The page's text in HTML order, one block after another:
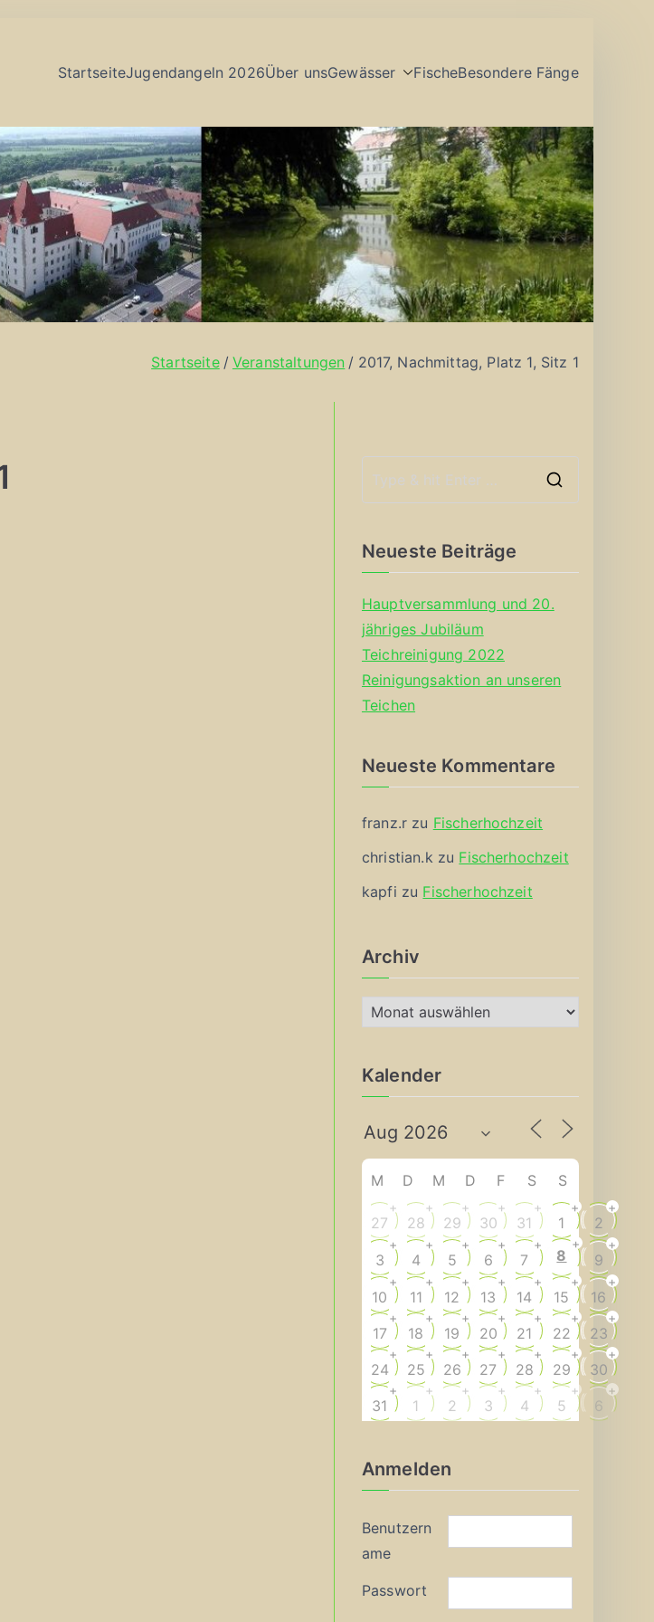
StartseiteJugendangeln 2026Über unsGewässer FischeBesondere Fänge
Startseite Veranstaltungen 2017, Nachmittag, Platz 1, Sitz 1
Neueste Beiträge
Hauptversammlung und 20.
jähriges Jubiläum
Teichreinigung 2022
Reinigungsaktion an unseren
Teichen
Neueste Kommentare
franz.r zu Fischerhochzeit
christian.k zu Fischerhochzeit
kapfi zu Fischerhochzeit
Archiv
r
h
v
Kalender
M D M D F S S
27
+
28
+
29
+
30
+
31
+
1
+
2
+
3
+
4
+
5
+
6
+
7
+
8
+
9
+
10
+
11
+
12
+
13
+
14
+
15
+
16
+
17
+
18
+
19
+
20
+
21
+
22
+
23
+
24
+
25
+
26
+
27
+
28
+
29
+
30
+
31
+
1
+
2
+
3
+
4
+
5
+
6
+
Anmelden
Benutzern
ame
Passwort